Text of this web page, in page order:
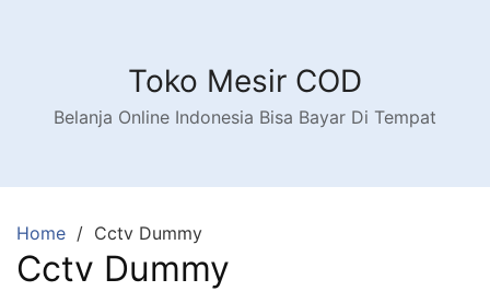
Toko Mesir COD
Belanja Online Indonesia Bisa Bayar Di Tempat
Home Cctv Dummy
Cctv Dummy